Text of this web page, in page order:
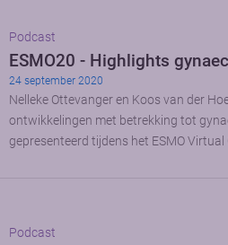
Podcast
ESMO20 - Highlights
24 september 2020
Nelleke Ottevanger en Koos van der
ontwikkelingen met betrekking tot
gepresenteerd tijdens het ESMO
Podcast